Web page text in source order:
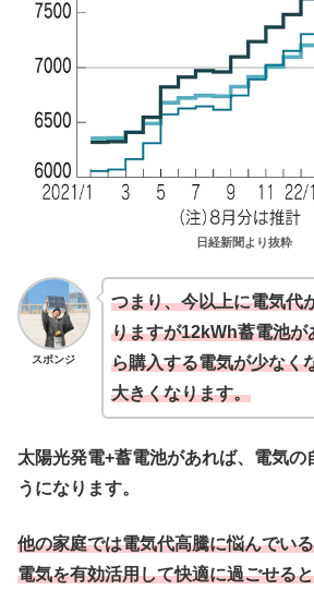
日経新聞より抜粋
スポンジ
つまり、今以上に電気代
りますが12kWh蓄電池が
ら購入する電気が少なく
大きくなります。
太陽光発電+蓄電池があれば、電気の
うになります。
他の家庭では電気代高騰に悩んでい
電気を有効活用して快適に過ごせる